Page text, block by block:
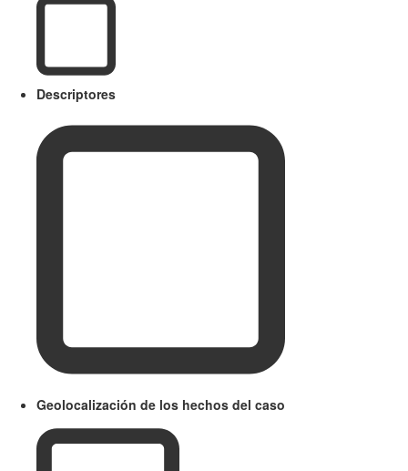
Descriptores
Geolocalización de los hechos del caso